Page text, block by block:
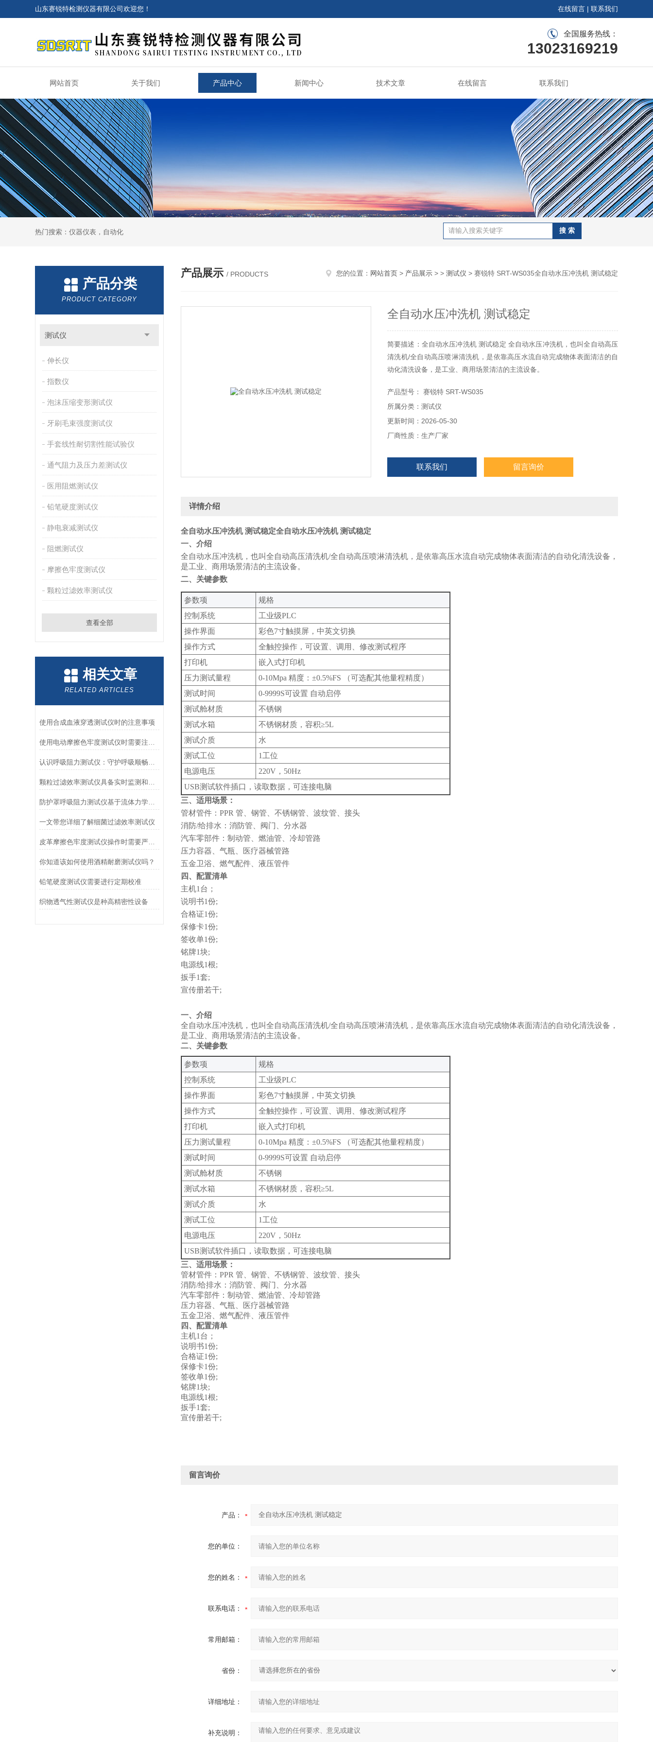
山东赛锐特检测仪器有限公司欢迎您！ 在线留言 | 联系我们
全国服务热线：
13023169219
网站首页 关于我们 产品中心 新闻中心 技术文章 在线留言 联系我们
热门搜索：仪器仪表，自动化
产品分类
PRODUCT CATEGORY
测试仪
伸长仪
指数仪
泡沫压缩变形测试仪
牙刷毛束强度测试仪
手套线性耐切割性能试验仪
通气阻力及压力差测试仪
医用阻燃测试仪
铅笔硬度测试仪
静电衰减测试仪
阻燃测试仪
摩擦色牢度测试仪
颗粒过滤效率测试仪
查看全部
相关文章
RELATED ARTICLES
使用合成血液穿透测试仪时的注意事项
防护罩呼吸阻力测试仪基于流体力学与压力传感技术
一文带您详细了解细菌过滤效率测试仪
皮革摩擦色牢度测试仪操作时需要严格遵循规程
你知道该如何使用酒精耐磨测试仪吗？
铅笔硬度测试仪需要进行定期校准
织物透气性测试仪是种高精密性设备
产品展示 / PRODUCTS 您的位置： 网站首页 > 产品展示 > > 测试仪 > 赛锐特 SRT-WS035全自动水压冲洗机 测试稳定
全自动水压冲洗机 测试稳定
简要描述：全自动水压冲洗机 测试稳定‌ 全自动水压冲洗机，也叫全自动高压
清洗机/全自动高压喷淋清洗机‌，是依靠高压水流自动完成物体表面清洁的自
动化清洗设备，是工业、商用场景清洁的主流设备。
产品型号： 赛锐特 SRT-WS035
所属分类：测试仪
更新时间：2026-05-30
厂商性质：生产厂家
联系我们 留言询价
详情介绍
全自动水压冲洗机 测试稳定全自动水压冲洗机 测试稳定
‌一、介绍
‌全自动水压冲洗机，也叫全自动高压清洗机/全自动高压喷淋清洗机‌，是依靠高压水流自动完成物体表面清洁的自动化清洗设备，
是工业、商用场景清洁的主流设备。
‌二、关键参数
‌参数项‌
规格
控制系统
工业级PLC
操作界面
彩色7寸触摸屏，中英文切换
操作方式
全触控操作，可设置、调用、修改测试程序
打印机
嵌入式打印机
压力测试量程
0-10Mpa 精度：±0.5%FS （可选配其他量程精度）
测试时间
0-9999S可设置 自动启停
测试舱材质
不锈钢
测试水箱
不锈钢材质，容积≥5L
测试介质
水
测试工位
1工位
电源电压
220V，50Hz
USB测试软件插口，读取数据，可连接电脑
三、适用场景：
管材管件： PPR 管、钢管、不锈钢管、波纹管、接头
消防/给排水：消防管、阀门、分水器
汽车零部件：制动管、燃油管、冷却管路
压力容器、气瓶、医疗器械管路
五金卫浴、燃气配件、液压管件
四、配置清单
主机1台；
说明书1份;
合格证1份;
保修卡1份;
签收单1份;
铭牌1块;
电源线1根;
扳手1套;
宣传册若干;
一、介绍
‌全自动水压冲洗机，也叫全自动高压清洗机/全自动高压喷淋清洗机‌，是依靠高压水流自动完成物体表面清洁的自动化清洗设备，
是工业、商用场景清洁的主流设备。
‌二、关键参数
‌参数项‌
规格‌
控制系统
工业级PLC
操作界面
彩色7寸触摸屏，中英文切换
操作方式
全触控操作，可设置、调用、修改测试程序
打印机
嵌入式打印机
压力测试量程
0-10Mpa 精度：±0.5%FS （可选配其他量程精度）
测试时间
0-9999S可设置 自动启停
测试舱材质
不锈钢
测试水箱
不锈钢材质，容积≥5L
测试介质
水
测试工位
1工位
电源电压
220V，50Hz
USB测试软件插口，读取数据，可连接电脑
三、适用场景：
管材管件：PPR 管、钢管、不锈钢管、波纹管、接头
消防/给排水：消防管、阀门、分水器
汽车零部件：制动管、燃油管、冷却管路
压力容器、气瓶、医疗器械管路
五金卫浴、燃气配件、液压管件
四、配置清单
主机1台；
说明书1份;
合格证1份;
保修卡1份;
签收单1份;
铭牌1块;
电源线1根;
扳手1套;
宣传册若干;
留言询价
产品：
您的单位：
您的姓名：
联系电话：
常用邮箱：
省份：
详细地址：
补充说明：